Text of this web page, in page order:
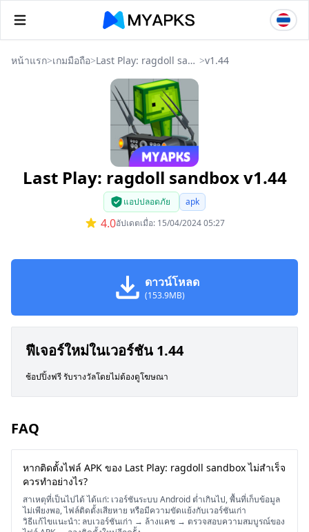
หน้าแรก>เกมมือถือ> Last Play: ragdoll sandbox >v1.44
Last Play: ragdoll sandbox v1.44
แอปปลอดภัย apk
4.0อัปเดตเมื่อ: 15/04/2024 05:27
ดาวน์โหลด
(153.9MB)
ฟีเจอร์ใหม่ในเวอร์ชัน 1.44
ช้อปปิ้งฟรี รับรางวัลโดยไม่ต้องดูโฆษณา
FAQ
หากติดตั้งไฟล์ APK ของ Last Play: ragdoll sandbox ไม่สำเร็จ
ควรทำอย่างไร?
สาเหตุที่เป็นไปได้ ได้แก่: เวอร์ชันระบบ Android ต่ำเกินไป, พื้นที่เก็บข้อมูล
ไม่เพียงพอ, ไฟล์ติดตั้งเสียหาย หรือมีความขัดแย้งกับเวอร์ชันเก่า
วิธีแก้ไขแนะนำ: ลบเวอร์ชันเก่า → ล้างแคช → ตรวจสอบความสมบูรณ์ของ